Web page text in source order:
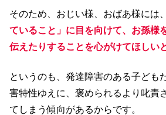
そのため、おじい様、おばあ様には
ていること」に目を向けて、お孫様
伝えたりすることを心がけてほしい
というのも、発達障害のある子ども
害特性ゆえに、褒められるより叱責
てしまう傾向があるからです。